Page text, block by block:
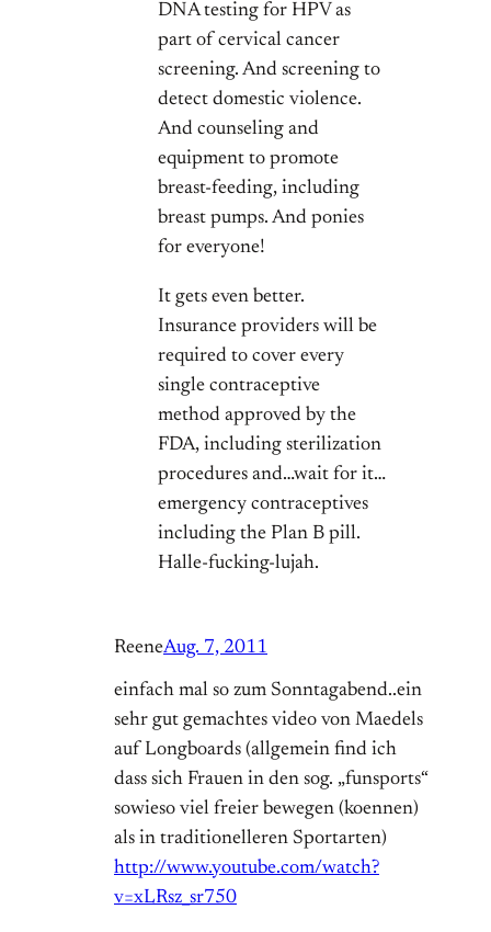
DNA testing for HPV as
part of cervical cancer
screening. And screening to
detect domestic violence.
And counseling and
equipment to promote
breast-feeding, including
breast pumps. And ponies
for everyone!
It gets even better.
Insurance providers will be
required to cover every
single contraceptive
method approved by the
FDA, including sterilization
procedures and…wait for it…
emergency contraceptives
including the Plan B pill.
Halle-fucking-lujah.
ReeneAug. 7, 2011
einfach mal so zum Sonntagabend..ein
sehr gut gemachtes video von Maedels
auf Longboards (allgemein find ich
dass sich Frauen in den sog. „funsports“
sowieso viel freier bewegen (koennen)
als in traditionelleren Sportarten)
http://www.youtube.com/watch?
v=xLRsz_sr750